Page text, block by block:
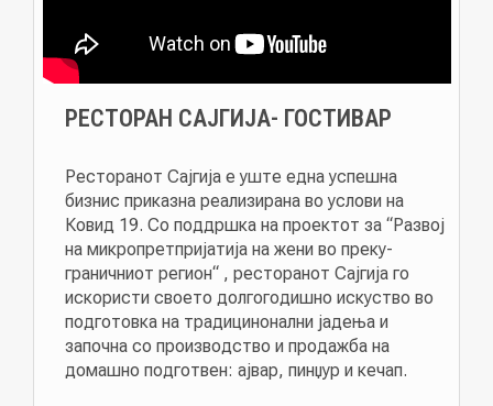
РЕСТОРАН САЈГИЈА- ГОСТИВАР
Ресторанот Сајгија е уште една успешна
бизнис приказна реализирана во услови на
Ковид 19. Со поддршка на проектот за “Развој
на микропретпријатија на жени во преку-
граничниот регион“ , ресторанот Сајгија го
искористи своето долгогодишно искуство во
подготовка на традицинонални јадења и
започна со производство и продажба на
домашно подготвен: ајвар, пинџур и кечап.